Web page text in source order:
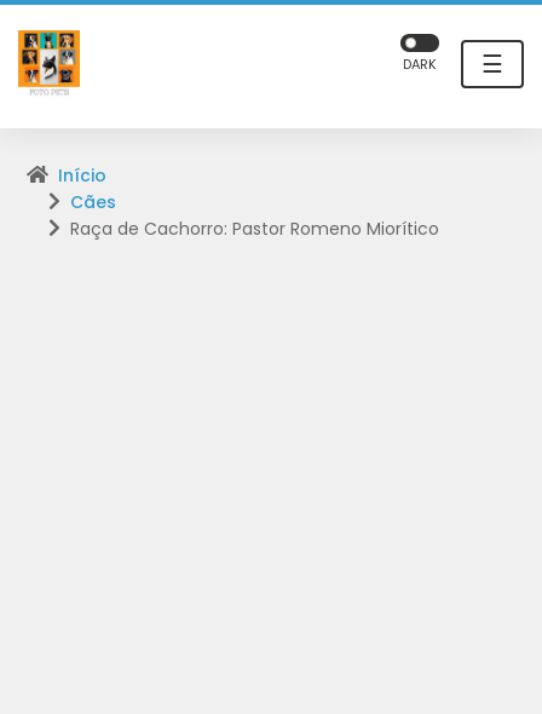
☰
DARK
Início
Cães
Raça de Cachorro: Pastor Romeno Miorítico